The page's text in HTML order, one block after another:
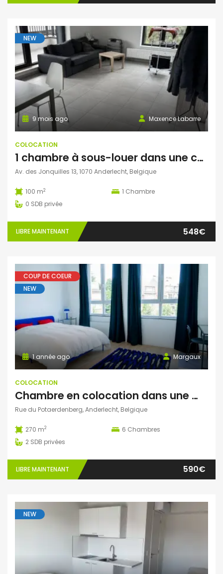
NEW
Maxence Labarre
9 mois ago
COLOCATION
1 chambre à sous-louer dans une colocation estudiantine
Av. des Jonquilles 13, 1070 Anderlecht, Belgique
100 m2 1 Chambre
0 SDB privée
LIBRE MAINTENANT 548€
COUP DE COEUR
NEW
Margaux
1 année ago
COLOCATION
Chambre en colocation dans une maison entière rénovée à Anderlecht
Rue du Potaerdenberg, Anderlecht, Belgique
270 m2 6 Chambres
2 SDB privées
LIBRE MAINTENANT 590€
NEW